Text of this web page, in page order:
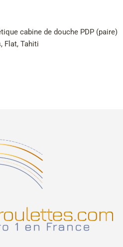
cabine de douche PDP (paire)
Flat, Tahiti